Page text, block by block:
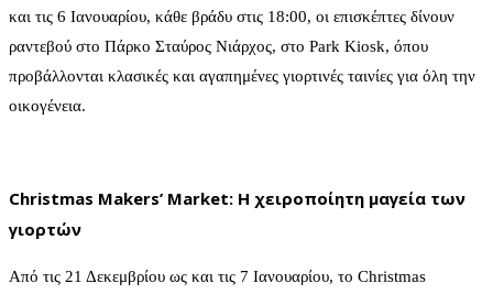
και τις 6 Ιανουαρίου, κάθε βράδυ στις 18:00, οι επισκέπτες δίνουν
ραντεβού στο Πάρκο Σταύρος Νιάρχος, στο Park Kiosk, όπου
προβάλλονται κλασικές και αγαπημένες γιορτινές ταινίες για όλη την
οικογένεια.
Christmas Makers’ Market: Η χειροποίητη μαγεία των
γιορτών
Από τις 21 Δεκεμβρίου ως και τις 7 Ιανουαρίου, το Christmas